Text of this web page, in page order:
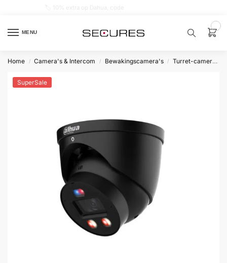
MENU
product…
samenstellen
Home / Camera's & Intercom / Bewakingscamera's / Turret-camera's
SuperSale